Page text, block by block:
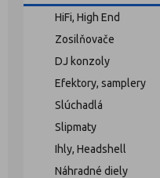
HiFi, High End
Zosilňovače
DJ konzoly
Efektory, samplery
Slúchadlá
Slipmaty
Ihly, Headshell
Náhradné diely